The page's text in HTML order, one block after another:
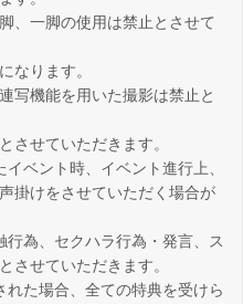
、一脚の使用は禁止とさせて
なります。
写機能を用いた撮影は禁止と
させていただきます。
ベント時、イベント進行上、
掛けをさせていただく場合が
為、セクハラ行為・発言、ス
させていただきます。
た場合、全ての特典を受けら